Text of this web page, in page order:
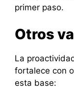
primer paso.
Otros
La
fortalece con
esta base: